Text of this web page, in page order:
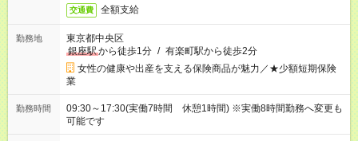
交通費 全額支給
勤務地
東京都中央区
銀座駅から徒歩1分 / 有楽町駅から徒歩2分
女性の健康や出産を支える保険商品が魅力／★少額短期保険
業
勤務時間
09:30～17:30(実働7時間 休憩1時間) ※実働8時間勤務へ変更も
可能です